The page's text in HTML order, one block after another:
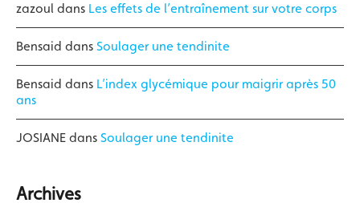
zazoul dans Les effets de l’entraînement sur votre corps
Bensaid dans Soulager une tendinite
Bensaid dans L’index glycémique pour maigrir après 50
ans
JOSIANE dans Soulager une tendinite
Archives